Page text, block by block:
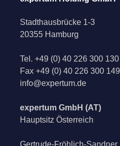
Stadthausbrücke 1-3
20355 Hamburg
Tel. +49 (0) 40 226 300 130
Fax +49 (0) 40 226 300 149
info@expertum.de
expertum GmbH (AT)
Hauptsitz Österreich
Gertrude-Fröhlich-Sandner